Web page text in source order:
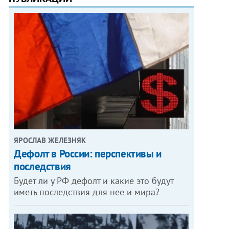
ЯРОСЛАВ ЖЕЛЕЗНЯК
Дефолт в России: перспективы и
последствия
Будет ли у РФ дефолт и какие это будут
иметь последствия для нее и мира?